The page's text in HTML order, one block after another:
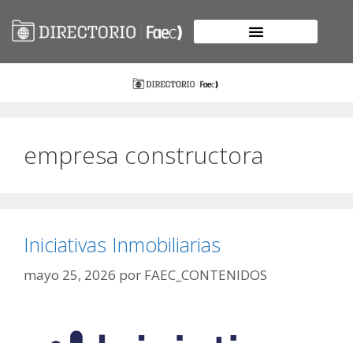
empresa constructora
Iniciativas Inmobiliarias
mayo 25, 2026 por FAEC_CONTENIDOS